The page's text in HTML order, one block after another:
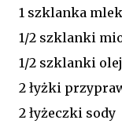
1 szklanka
1/2 szklanki
1/2 szklanki
2 łyżki
2 łyżeczki sody